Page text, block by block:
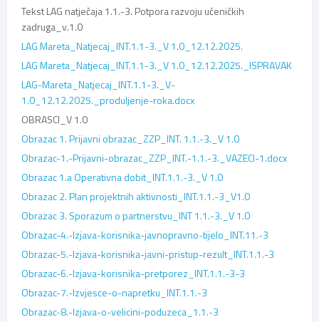
Tekst LAG natječaja 1.1.-3. Potpora razvoju učeničkih
zadruga_v.1.0
LAG Mareta_Natjecaj_INT.1.1-3._V 1.0_12.12.2025.
LAG Mareta_Natjecaj_INT.1.1-3._V 1.0_12.12.2025._ISPRAVAK
LAG-Mareta_Natjecaj_INT.1.1-3._V-
1.0_12.12.2025._produljenje-roka.docx
OBRASCI_V 1.0
Obrazac 1. Prijavni obrazac_ZZP_INT. 1.1.-3._V 1.0
Obrazac-1.-Prijavni-obrazac_ZZP_INT.-1.1.-3._VAZECI-1.docx
Obrazac 1.a Operativna dobit_INT.1.1.-3._V 1.0
Obrazac 2. Plan projektnih aktivnosti_INT.1.1.-3_V1.0
Obrazac 3. Sporazum o partnerstvu_INT 1.1.-3._V 1.0
Obrazac-4.-Izjava-korisnika-javnopravno-tijelo_INT.11.-3
Obrazac-5.-Izjava-korisnika-javni-pristup-rezult_INT.1.1.-3
Obrazac-6.-Izjava-korisnika-pretporez_INT.1.1.-3-3
Obrazac-7.-Izvjesce-o-napretku_INT.1.1.-3
Obrazac-8.-Izjava-o-velicini-poduzeca_1.1.-3